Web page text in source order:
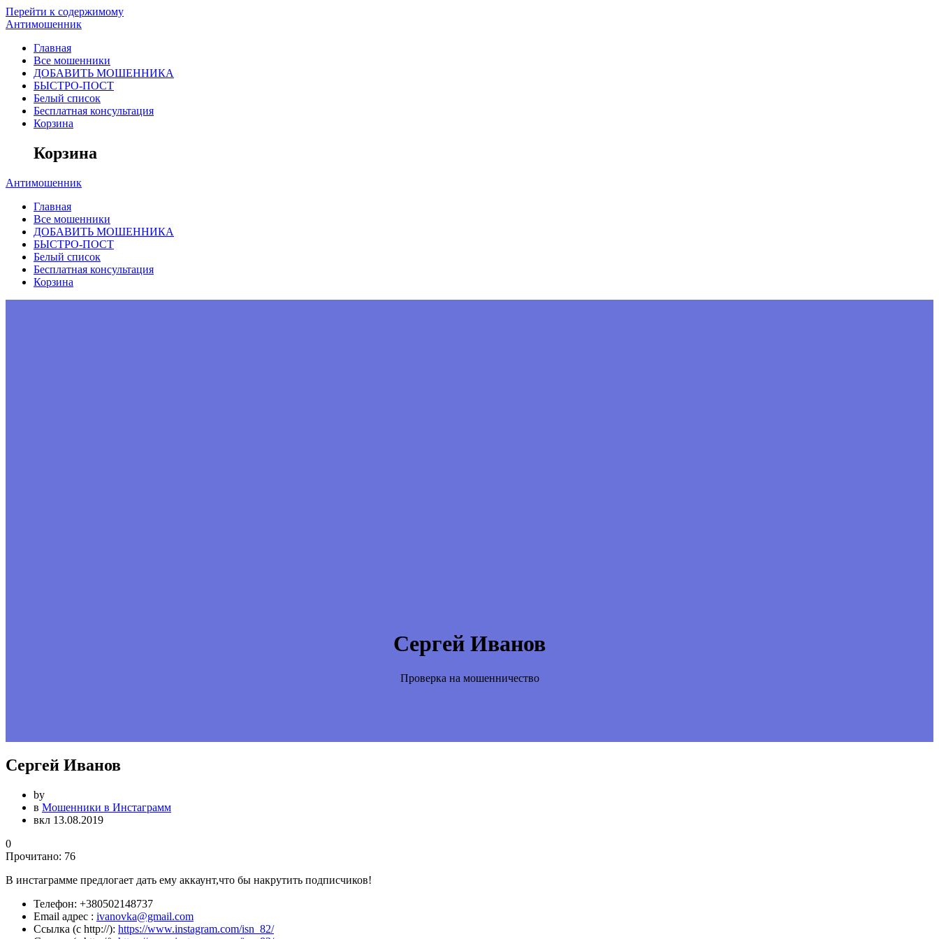
Перейти к содержимому
Антимошенник
Главная
Все мошенники
ДОБАВИТЬ МОШЕННИКА
БЫСТРО-ПОСТ
Белый список
Бесплатная консультация
Корзина
Корзина
Антимошенник
Главная
Все мошенники
ДОБАВИТЬ МОШЕННИКА
БЫСТРО-ПОСТ
Белый список
Бесплатная консультация
Корзина
Сергей Иванов
Проверка на мошенничество
Сергей Иванов
by
в Мошенники в Инстаграмм
вкл 13.08.2019
0
Прочитано: 76
В инстаграмме предлогает дать ему аккаунт,что бы накрутить подписчиков!
Телефон: +380502148737
Email адрес : ivanovka@gmail.com
Ссылка (с http://): https://www.instagram.com/isn_82/